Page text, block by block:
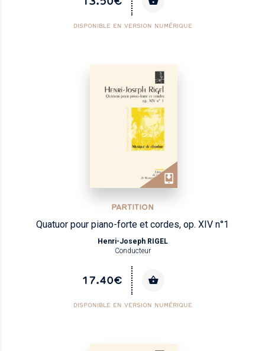
DISPONIBLE EN VERSION NUMÉRIQUE
PARTITION
Quatuor pour piano-forte et cordes, op. XIV n°1
Henri-Joseph RIGEL
Conducteur
17.40€
DISPONIBLE EN VERSION NUMÉRIQUE